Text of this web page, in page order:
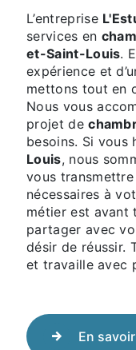
L’entreprise
services en
et-Saint-Louis.
expérience et
mettons tout en
Nous vous
projet de
besoins. Si vous
Louis, nous
vous
nécessaires à
métier est avant
partager avec
désir de réussir.
et travaille avec
En